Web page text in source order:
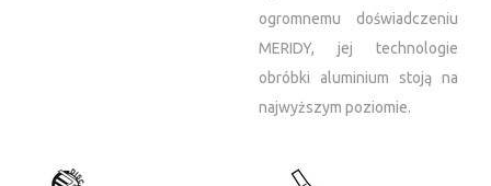
ogromnemu doświadczeniu
MERIDY, jej technologie
obróbki aluminium stoją na
najwyższym poziomie.